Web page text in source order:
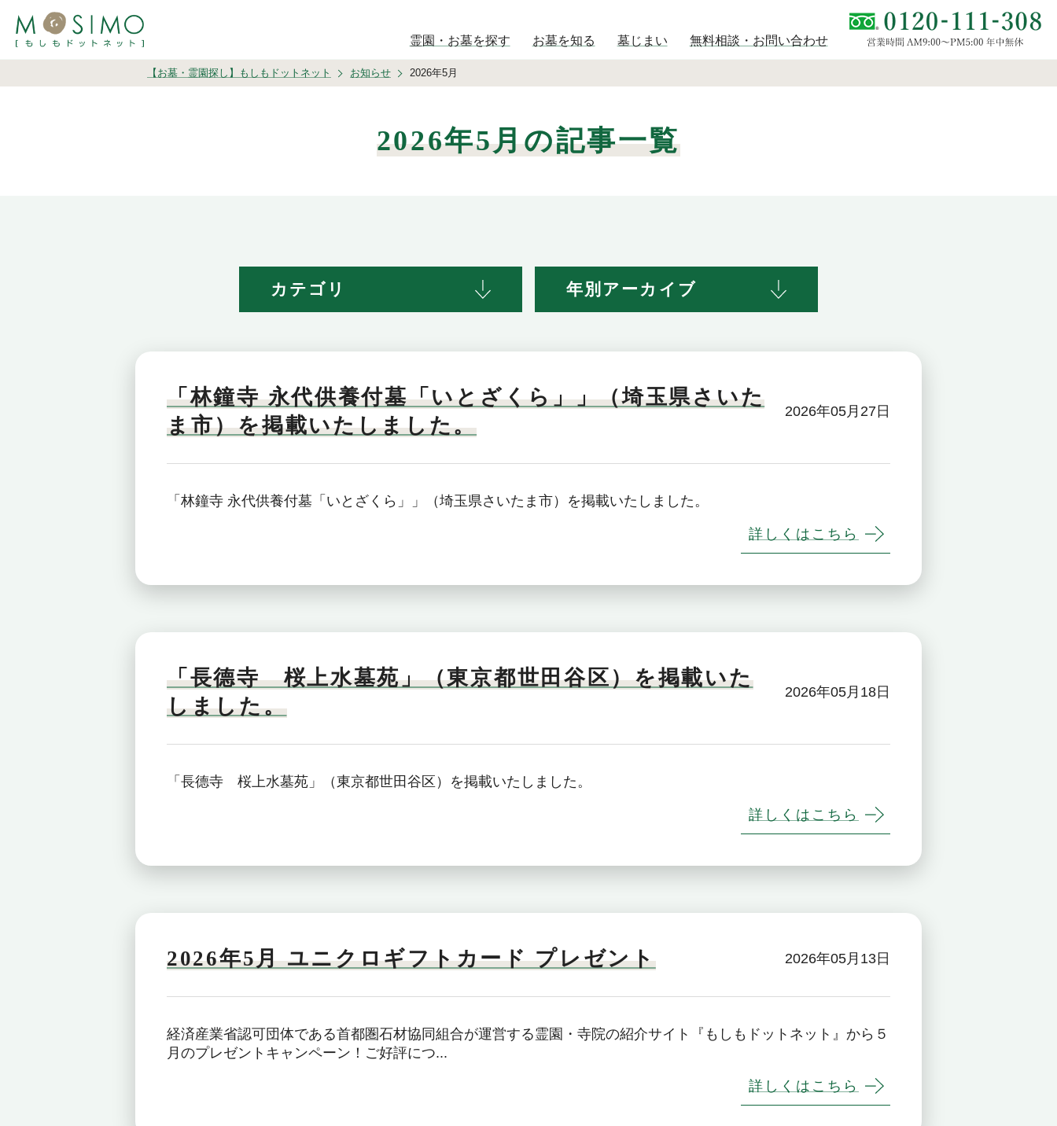
霊園・お墓を探す お墓を知る 墓じまい 無料相談・お問い合わせ
【お墓・霊園探し】もしもドットネット お知らせ 2026年5月
2026年5月の記事一覧
カテゴリ 年別アーカイブ
「林鐘寺 永代供養付墓「いとざくら」」（埼玉県さいた
ま市）を掲載いたしました。
2026年05月27日
「林鐘寺 永代供養付墓「いとざくら」」（埼玉県さいたま市）を掲載いたしました。
詳しくはこちら
「長德寺 桜上水墓苑」（東京都世田谷区）を掲載いた
しました。
2026年05月18日
「長德寺 桜上水墓苑」（東京都世田谷区）を掲載いたしました。
詳しくはこちら
2026年5月 ユニクロギフトカード プレゼント 2026年05月13日
経済産業省認可団体である首都圏石材協同組合が運営する霊園・寺院の紹介サイト『もしもドットネット』から５
月のプレゼントキャンペーン！ご好評につ...
詳しくはこちら